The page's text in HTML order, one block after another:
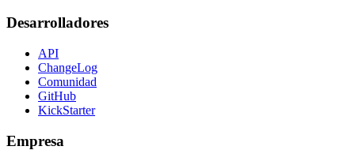
Desarrolladores
API
ChangeLog
Comunidad
GitHub
KickStarter
Empresa